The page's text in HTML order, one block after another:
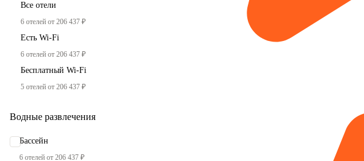
Все отели
6 отелей от 206 437 ₽
Есть Wi-Fi
6 отелей от 206 437 ₽
Бесплатный Wi-Fi
5 отелей от 206 437 ₽
Водные развлечения
Бассейн
6 отелей от 206 437 ₽